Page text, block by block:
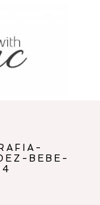
BEBE-